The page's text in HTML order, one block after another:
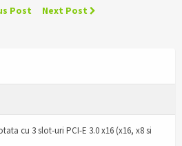
Post Next Post
cu 3 slot-uri PCI-E 3.0 x16 (x16, x8 si